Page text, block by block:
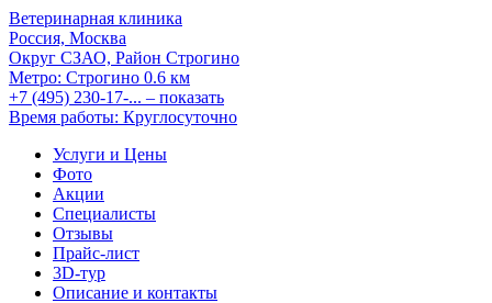
Ветеринарная клиника
Россия, Москва
Округ СЗАО, Район Строгино
Метро: Строгино 0.6 км
+7 (495) 230-17-... – показать
Время работы: Круглосуточно
Услуги и Цены
Фото
Акции
Специалисты
Отзывы
Прайс-лист
3D-тур
Описание и контакты